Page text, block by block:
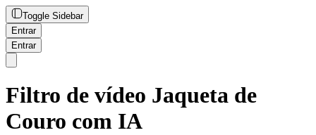
Toggle Sidebar
Entrar
Entrar
Filtro de vídeo Jaqueta de
Couro com IA